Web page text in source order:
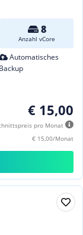
8
Anzahl vCore
Automatisches
Backup
€ 15,00
pro Monat
€ 15,00/Monat